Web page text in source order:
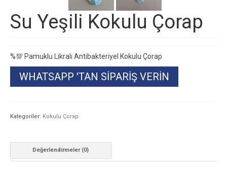
Su Yeşili Kokulu Çorap
%💯 Pamuklu Likralı Antibakteriyel Kokulu Çorap
WHATSAPP 'TAN SIPARIŞ VERIN
Kategoriler: Kokulu Çorap
Değerlendirmeler (0)